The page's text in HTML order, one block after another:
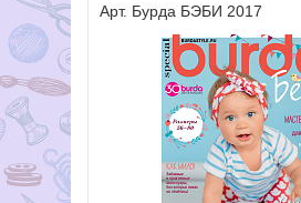
Арт. Бурда БЭБИ 2017